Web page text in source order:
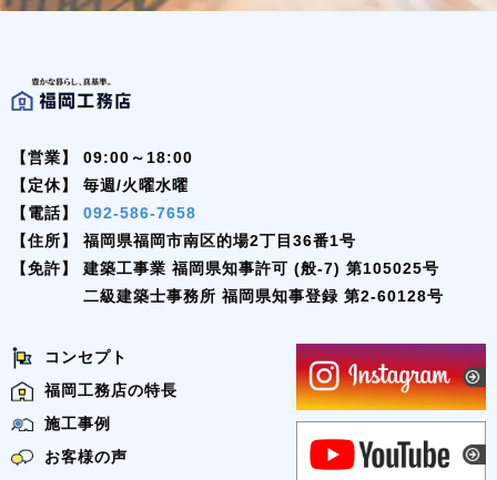
【営業】
09:00～18:00
【定休】
毎週/火曜水曜
【電話】
092-586-7658
【住所】
福岡県福岡市南区的場2丁目36番1号
【免許】
建築工事業 福岡県知事許可 (般-7) 第105025号
二級建築士事務所 福岡県知事登録 第2-60128号
コンセプト
福岡工務店の特長
施工事例
お客様の声